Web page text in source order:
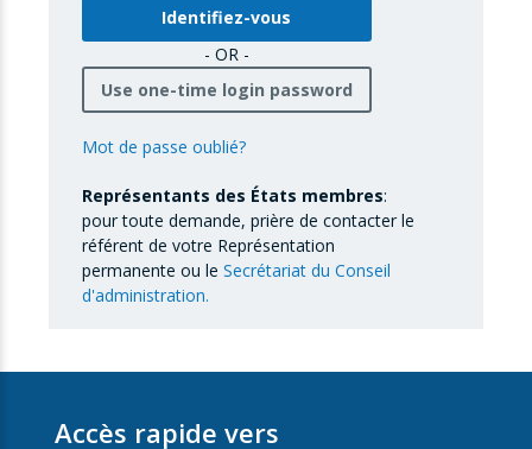
- OR -
Use one-time login password
Mot de passe oublié?
Représentants des États membres:
pour toute demande, prière de contacter le
référent de votre Représentation
permanente ou le Secrétariat du Conseil
d'administration.
Accès rapide vers